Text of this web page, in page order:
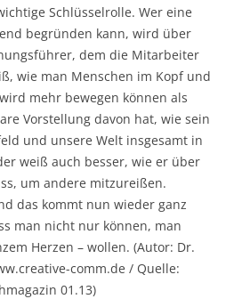
Schlüsselrolle. Wer eine
begründen kann, wird über
dem die Mitarbeiter
wie man Menschen im Kopf und
mehr bewegen können als
Vorstellung davon hat, wie sein
und unsere Welt insgesamt in
weiß auch besser, wie er über
um andere mitzureißen.
das kommt nun wieder ganz
man nicht nur können, man
Herzen – wollen. (Autor: Dr.
comm.de / Quelle:
01.13)